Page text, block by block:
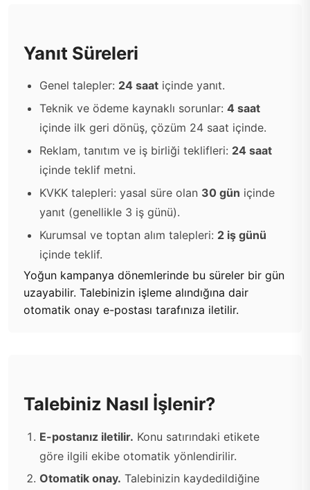
Yanıt Süreleri
Genel talepler: 24 saatiçinde yanıt.
Teknik ve ödeme kaynaklı sorunlar: 4 saat
içinde ilk geri dönüş, çözüm 24 saat içinde.
Reklam, tanıtım ve iş birliği teklifleri: 24 saat
içinde teklif metni.
KVKK talepleri: yasal süre olan 30 gün içinde
yanıt (genellikle 3 iş günü).
Kurumsal ve toptan alım talepleri: 2 iş günü
içinde teklif.
Yoğun kampanya dönemlerinde bu süreler bir gün
uzayabilir. Talebinizin işleme alındığına dair
otomatik onay e-postası tarafınıza iletilir.
Talebiniz Nasıl İşlenir?
E-postanız iletilir. Konu satırındaki etikete
göre ilgili ekibe otomatik yönlendirilir.
Otomatik onay. Talebinizin kaydedildiğine